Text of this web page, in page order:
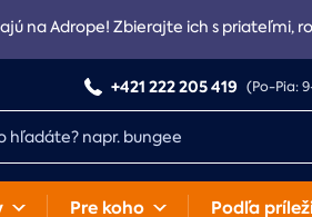
na Adrope! Zbierajte ich s priateľmi,
+421 222 205 419 (Po-Pia:
Pre koho Podľa